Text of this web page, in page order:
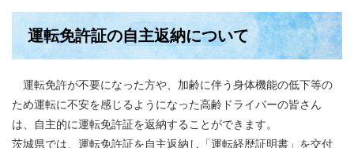
運転免許証の自主返納について
運転免許が不要になった方や、加齢に伴う身体機能の低下等の
ため運転に不安を感じるようになった高齢ドライバーの皆さん
は、自主的に運転免許証を返納することができます。
茨城県では、運転免許証を自主返納し「運転経歴証明書」を交付